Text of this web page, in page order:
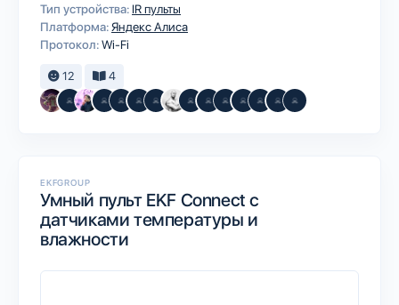
Тип устройства: IR пульты
Платформа:Яндекс Алиса
Протокол:Wi-Fi
12 4
EKFGROUP
Умный пульт EKF Connect с
датчиками температуры и
влажности